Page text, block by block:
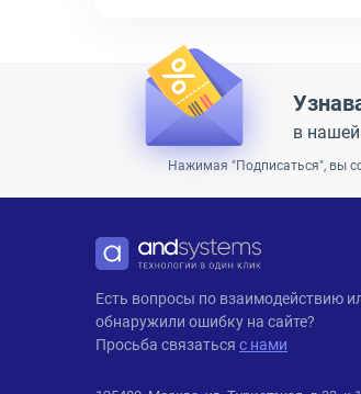
в
Нажимая "Подписаться", вы
ANDPRO
Есть вопросы по взаимодействию
обнаружили ошибку на сайте?
Просьба связаться с нами